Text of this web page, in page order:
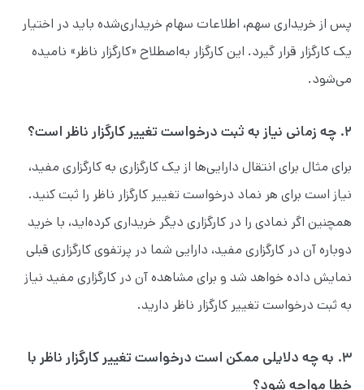
پس از خریداری سهم، اطلاعات سهام خریداری‌شده باید در اختیار
یک کارگزار قرار گیرد. این کارگزار به‌اصطلاح «کارگزار ناظر» نامیده
می‌شود.
۲. چه زمانی نیاز به ثبت درخواست تغییر کارگزار ناظر است؟
برای مثال برای انتقال دارایی‌ها از یک کارگزاری به کارگزاری مفید،
نیاز است برای هر نماد درخواست تغییر کارگزار ناظر را ثبت کنید.
همچنین اگر نمادی را در کارگزاری دیگر خریداری کرده‌اید، با خرید
دوباره آن در کارگزاری مفید، دارایی شما در پرتفوی کارگزاری قبلی
نمایش داده خواهد شد و برای مشاهده آن در کارگزاری مفید نیاز
به ثبت درخواست تغییر کارگزار ناظر دارید.
۳. به چه دلایلی ممکن است درخواست تغییر کارگزار ناظر با
خطا مواجه شود؟